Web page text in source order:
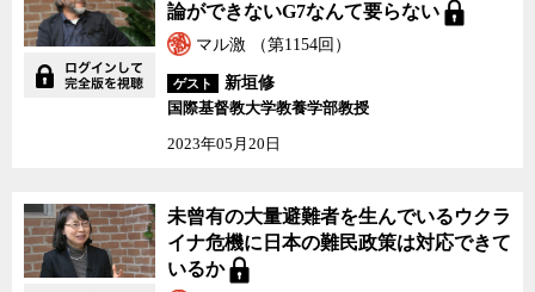
論ができないG7なんて要らない
マル激 （第1154回）
ゲスト
新垣修
国際基督教大学教養学部教授
2023年05月20日
未曾有の大量避難者を生んでいるウクラ
イナ危機に日本の難民政策は対応できて
いるか